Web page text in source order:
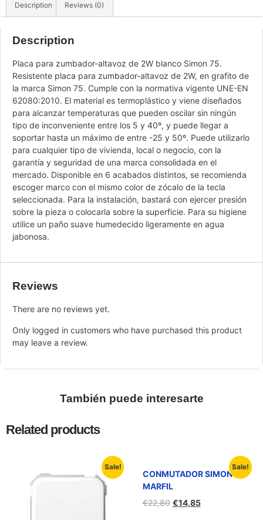
Description Reviews (0)
Description
Placa para zumbador-altavoz de 2W blanco Simon 75.
Resistente placa para zumbador-altavoz de 2W, en grafito de
la marca Simon 75. Cumple con la normativa vigente UNE-EN
62080:2010. El material es termoplástico y viene diseñados
para alcanzar temperaturas que pueden oscilar sin ningún
tipo de inconveniente entre los 5 y 40º, y puede llegar a
soportar hasta un máximo de entre -25 y 50º. Puede utilizarlo
para cualquier tipo de vivienda, local o negocio, con la
garantía y seguridad de una marca consolidada en el
mercado. Disponible en 6 acabados distintos, se recomienda
escoger marco con el mismo color de zócalo de la tecla
seleccionada. Para la instalación, bastará con ejercer presión
sobre la pieza o colocarla sobre la superficie. Para su higiene
utilice un paño suave humedecido ligeramente en agua
jabonosa.
Reviews
There are no reviews yet.
Only logged in customers who have purchased this product
may leave a review.
También puede interesarte
Related products
Sale! Sale!
CONMUTADOR SIMON 31
MARFIL
€22,80 €14,85